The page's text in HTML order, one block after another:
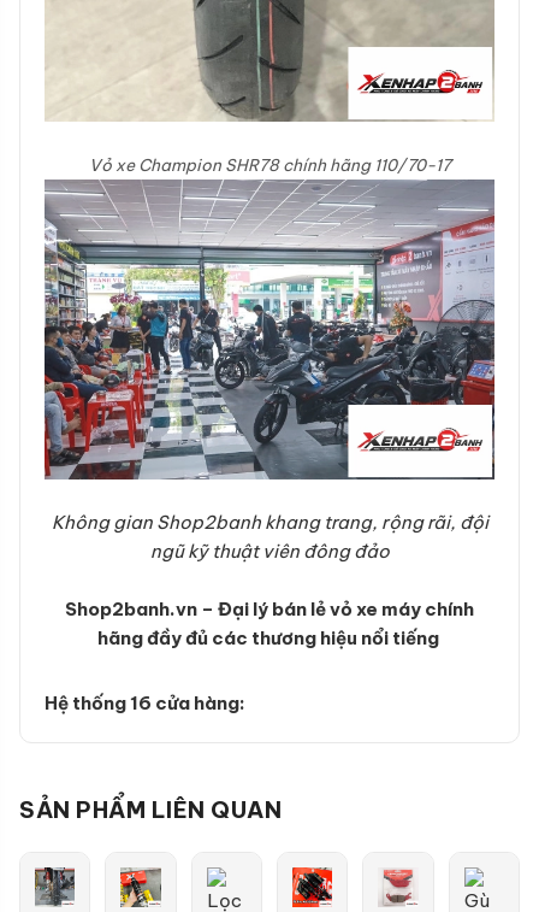
Vỏ xe Champion SHR78 chính hãng 110/70-17
Không gian Shop2banh khang trang, rộng rãi, đội
ngũ kỹ thuật viên đông đảo
Shop2banh.vn – Đại lý bán lẻ vỏ xe máy chính
hãng đầy đủ các thương hiệu nổi tiếng
Hệ thống 16 cửa hàng:
SẢN PHẨM LIÊN QUAN